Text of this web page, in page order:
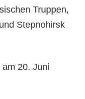
Truppen,
Stepnohirsk
20. Juni